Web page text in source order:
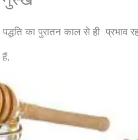
का पुरातन काल से ही